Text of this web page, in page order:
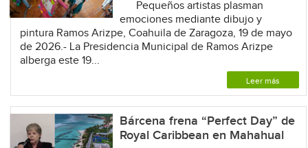
Pequeños artistas plasman
emociones mediante dibujo y
pintura Ramos Arizpe, Coahuila de Zaragoza, 19 de mayo
de 2026.- La Presidencia Municipal de Ramos Arizpe
alberga este 19...
Leer más
Bárcena frena “Perfect Day” de
Royal Caribbean en Mahahual